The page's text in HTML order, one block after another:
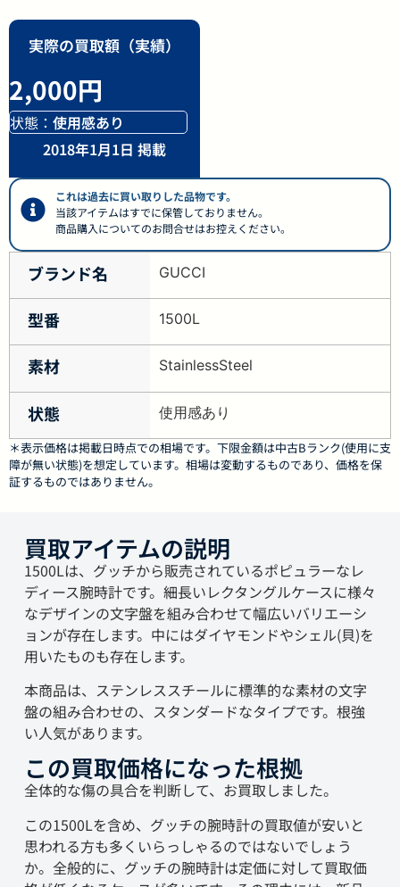
実際の買取額（実績）
2,000円
状態： 使用感あり
2018年1月1日 掲載
これは過去に買い取りした品物です。
当該アイテムはすでに保管しておりません。
商品購入についてのお問合せはお控えください。
ブランド名 GUCCI
型番 1500L
素材 StainlessSteel
状態 使用感あり
＊表示価格は掲載日時点での相場です。下限金額は中古Bランク(使用に支
障が無い状態)を想定しています。相場は変動するものであり、価格を保
証するものではありません。
買取アイテムの説明
1500Lは、グッチから販売されているポピュラーなレ
ディース腕時計です。細長いレクタングルケースに様々
なデザインの文字盤を組み合わせて幅広いバリエーシ
ョンが存在します。中にはダイヤモンドやシェル(貝)を
用いたものも存在します。
本商品は、ステンレススチールに標準的な素材の文字
盤の組み合わせの、スタンダードなタイプです。根強
い人気があります。
この買取価格になった根拠
全体的な傷の具合を判断して、お買取しました。
この1500Lを含め、グッチの腕時計の買取値が安いと
思われる方も多くいらっしゃるのではないでしょう
か。全般的に、グッチの腕時計は定価に対して買取価